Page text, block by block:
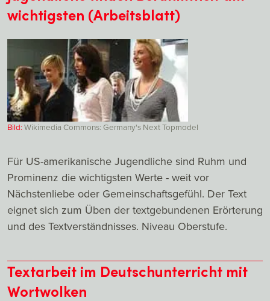
wichtigsten (Arbeitsblatt)
Bild:Wikimedia Commons: Germany's Next Topmodel
Für US-amerikanische Jugendliche sind Ruhm und
Prominenz die wichtigsten Werte - weit vor
Nächstenliebe oder Gemeinschaftsgefühl. Der Text
eignet sich zum Üben der textgebundenen Erörterung
und des Textverständnisses. Niveau Oberstufe.
Textarbeit im Deutschunterricht mit
Wortwolken